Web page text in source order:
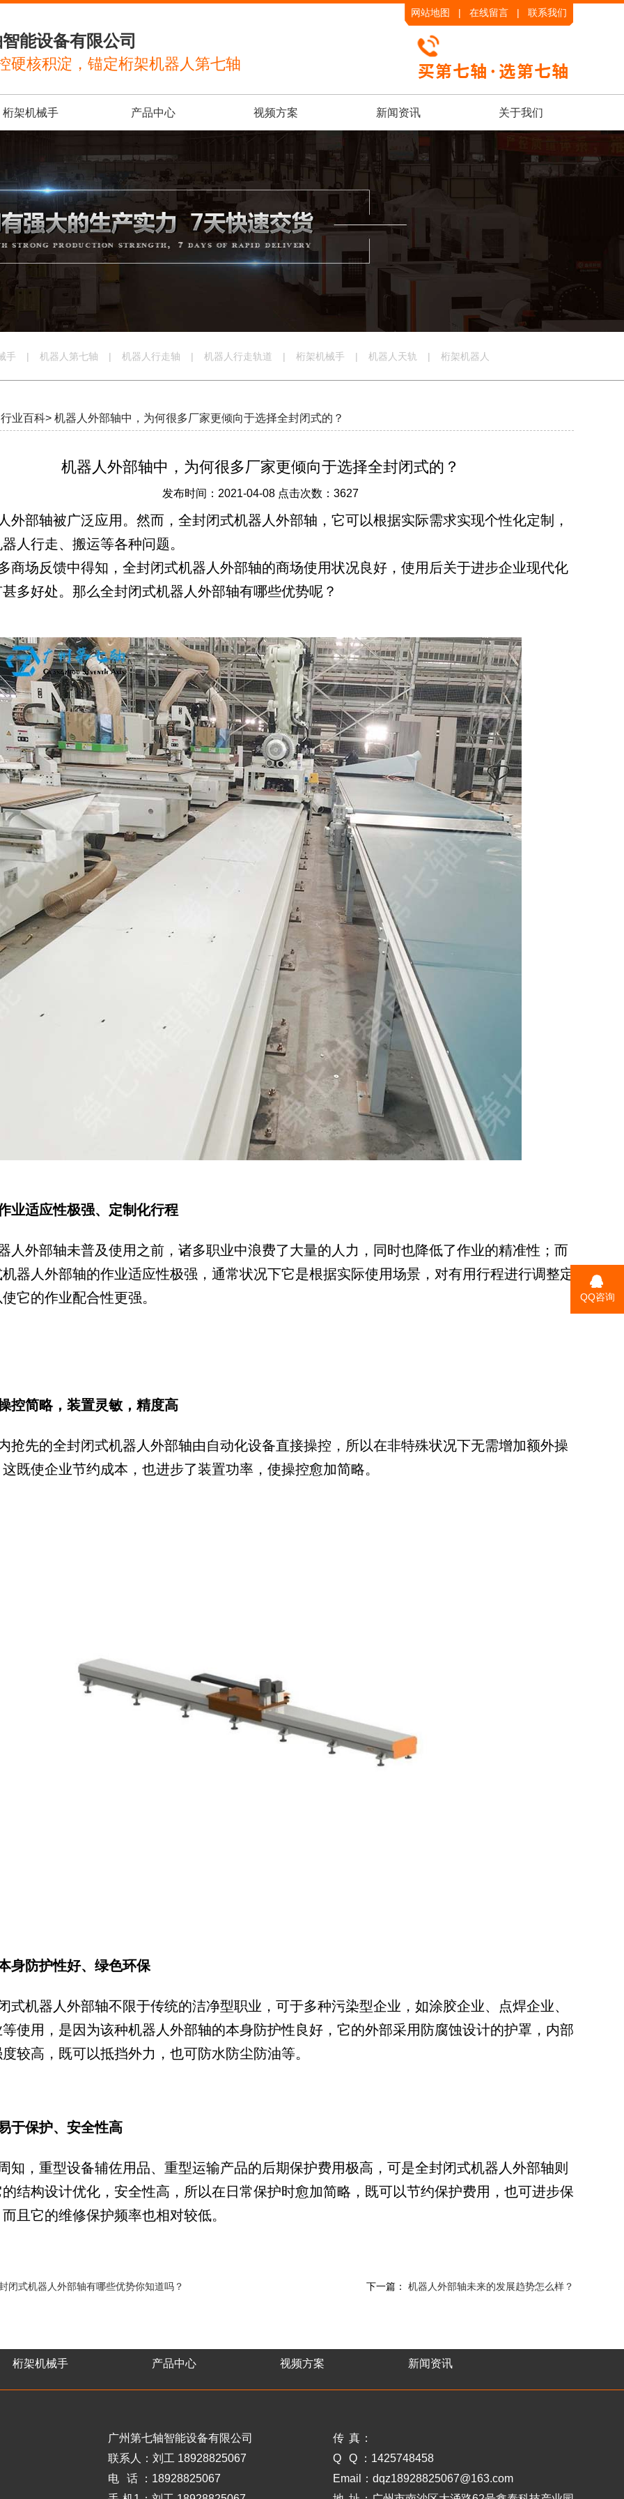
网站地图 | 在线留言 | 联系我们
能设备有限公司
硬核积淀，锚定桁架机器人第七轴
桁架机械手 产品中心 视频方案 新闻资讯 关于我们
手 | 机器人第七轴 | 机器人行走轴 | 机器人行走轨道 | 桁架机械手 | 机器人天轨 | 桁架机器人
行业百科> 机器人外部轴中，为何很多厂家更倾向于选择全封闭式的？
机器人外部轴中，为何很多厂家更倾向于选择全封闭式的？
发布时间：2021-04-08 点击次数：3627
外部轴被广泛应用。然而，全封闭式机器人外部轴，它可以根据实际需求实现个性化定制，
人行走、搬运等各种问题。
商场反馈中得知，全封闭式机器人外部轴的商场使用状况良好，使用后关于进步企业现代化
多好处。那么全封闭式机器人外部轴有哪些优势呢？
业适应性极强、定制化行程
人外部轴未普及使用之前，诸多职业中浪费了大量的人力，同时也降低了作业的精准性；而
器人外部轴的作业适应性极强，通常状况下它是根据实际使用场景，对有用行程进行调整定
它的作业配合性更强。
控简略，装置灵敏，精度高
抢先的全封闭式机器人外部轴由自动化设备直接操控，所以在非特殊状况下无需增加额外操
既使企业节约成本，也进步了装置功率，使操控愈加简略。
身防护性好、绿色环保
式机器人外部轴不限于传统的洁净型职业，可于多种污染型企业，如涂胶企业、点焊企业、
使用，是因为该种机器人外部轴的本身防护性良好，它的外部采用防腐蚀设计的护罩，内部
较高，既可以抵挡外力，也可防水防尘防油等。
于保护、安全性高
知，重型设备辅佐用品、重型运输产品的后期保护费用极高，可是全封闭式机器人外部轴则
结构设计优化，安全性高，所以在日常保护时愈加简略，既可以节约保护费用，也可进步保
且它的维修保护频率也相对较低。
闭式机器人外部轴有哪些优势你知道吗？ 下一篇： 机器人外部轴未来的发展趋势怎么样？
桁架机械手 产品中心 视频方案 新闻资讯
广州第七轴智能设备有限公司
联系人：刘工 18928825067
电 话
：18928825067
传 真 ：
Q Q
：1425748458
Email
：dqz18928825067@163.com
QQ咨询